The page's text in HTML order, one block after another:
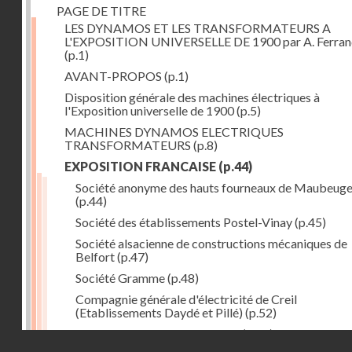
PAGE DE TITRE
LES DYNAMOS ET LES TRANSFORMATEURS A
L'EXPOSITION UNIVERSELLE DE 1900 par A.
(p.1)
AVANT-PROPOS (p.1)
Disposition générale des machines électriques à
l'Exposition universelle de 1900(p.5)
MACHINES DYNAMOS ELECTRIQUES
TRANSFORMATEURS (p.8)
EXPOSITION FRANCAISE (p.44)
Société anonyme des hauts fourneaux de Maubeuge
(p.44)
Société des établissements Postel-Vinay(p.45)
Société alsacienne de constructions mécaniques de
Belfort(p.47)
Société Gramme(p.48)
Compagnie générale d'électricité de Creil
(Etablissements Daydé et Pillé) (p.52)
Compagnie générale de Nancy(p.52)